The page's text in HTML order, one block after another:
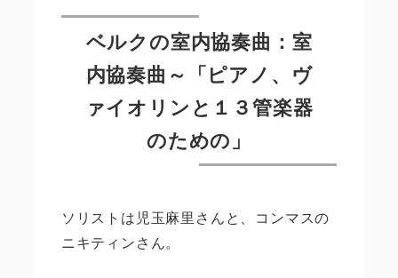
ベルクの室内協奏曲：室
内協奏曲～「ピアノ、ヴ
ァイオリンと１３管楽器
のための」
ソリストは児玉麻里さんと、コンマスの
ニキティンさん。